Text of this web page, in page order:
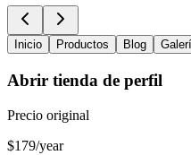
Inicio Productos Blog
Abrir tienda de perfil
Precio original
$179/year